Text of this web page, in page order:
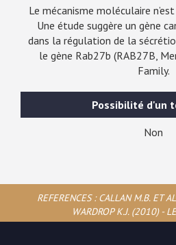
Le mécanisme moléculaire
Une étude suggère un gène
dans la régulation de la
le gène Rab27b (RAB27B,
Family.
Possibilité d'un
Non
REFERENCES : CALLAN M.B. ET
WARDROP K.J. (2010) -